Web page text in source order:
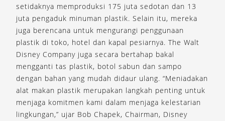
setidaknya memproduksi 175 juta sedotan dan 13
juta pengaduk minuman plastik. Selain itu, mereka
juga berencana untuk mengurangi penggunaan
plastik di toko, hotel dan kapal pesiarnya. The Walt
Disney Company juga secara bertahap bakal
mengganti tas plastik, botol sabun dan sampo
dengan bahan yang mudah didaur ulang. “Meniadakan
alat makan plastik merupakan langkah penting untuk
menjaga komitmen kami dalam menjaga kelestarian
lingkungan,” ujar Bob Chapek, Chairman, Disney